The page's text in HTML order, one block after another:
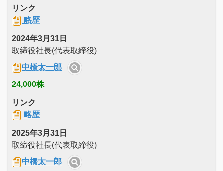
リンク
略歴
2024年3月31日
取締役社長(代表取締役)
中橋太一郎
24,000株
リンク
略歴
2025年3月31日
取締役社長(代表取締役)
中橋太一郎